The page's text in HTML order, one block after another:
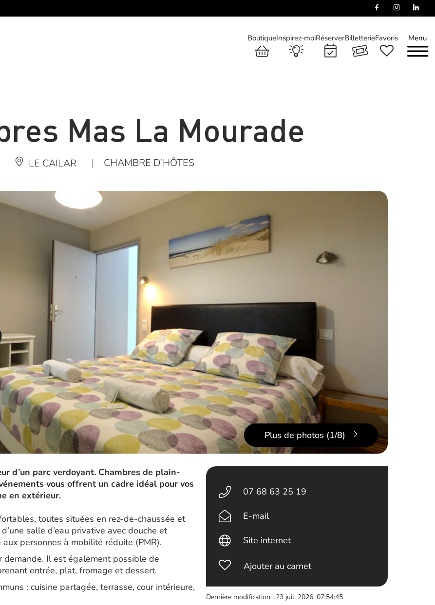
Menu
BoutiqueInspirez-moiRéserverBilletterieFavoris
Mas La Mourade
LE CAILAR | CHAMBRE D’HÔTES
Plus de photos (1/8)
d’un parc verdoyant. Chambres de plain-
vous offrent un cadre idéal pour vos
en extérieur.
toutes situées en rez-de-chaussée et
salle d’eau privative avec douche et
personnes à mobilité réduite (PMR).
Il est également possible de
entrée, plat, fromage et dessert.
: cuisine partagée, terrasse, cour intérieure,
07 68 63 25 19
E-mail
Site internet
Ajouter au carnet
Dernière modification : 23 juil. 2026, 07:54:45